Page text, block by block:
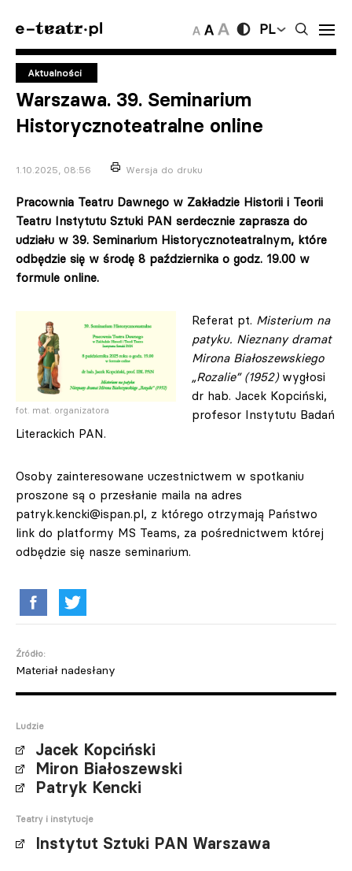
PL
Aktualności
Warszawa. 39. Seminarium
Historycznoteatralne online
1.10.2025, 08:56 Wersja do druku
Pracownia Teatru Dawnego w Zakładzie Historii i Teorii
Teatru Instytutu Sztuki PAN serdecznie zaprasza do
udziału w 39. Seminarium Historycznoteatralnym, które
odbędzie się w środę 8 października o godz. 19.00 w
formule online.
fot. mat. organizatora
Referat pt. Misterium na
patyku. Nieznany dramat
Mirona Białoszewskiego
„Rozalie” (1952)wygłosi
dr hab. Jacek Kopciński,
profesor Instytutu Badań
Literackich PAN.
Osoby zainteresowane uczestnictwem w spotkaniu
proszone są o przesłanie maila na adres
patryk.kencki@ispan.pl, z którego otrzymają Państwo
link do platformy MS Teams, za pośrednictwem której
odbędzie się nasze seminarium.
Źródło:
Materiał nadesłany
Ludzie
Jacek Kopciński
Miron Białoszewski
Patryk Kencki
Teatry i instytucje
Instytut Sztuki PAN Warszawa